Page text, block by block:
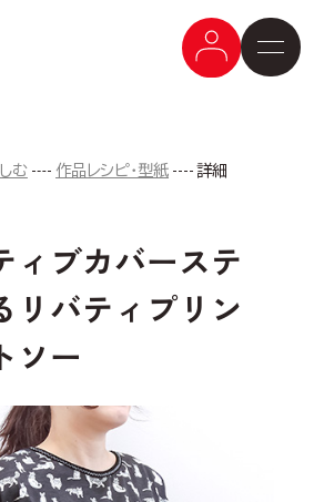
む 作品レシピ・型紙 詳細
ィブカバーステ
リバティプリン
ソー